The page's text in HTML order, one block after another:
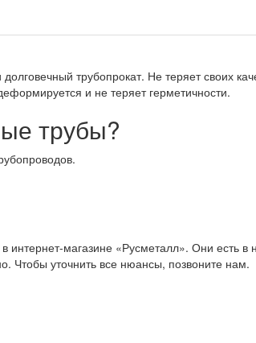
трубопрокат. Не теряет своих
и не теряет герметичности.
трубы?
интернет-магазине «Русметалл». Они есть
Чтобы уточнить все нюансы, позвоните нам.